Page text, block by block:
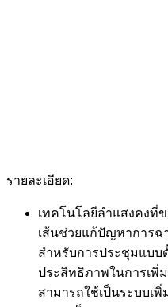
รายละเอียด:
เทคโนโลยีลำแสงคงที่
เส้นช่วยแก้ปัญหาการฉ
สำหรับการประชุมแบบ
ประสิทธิภาพในการเพิ่
สามารถใช้เป็นระบบเ